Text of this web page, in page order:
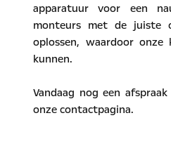
apparatuur voor een
monteurs met de juiste
oplossen, waardoor
kunnen.
Vandaag nog een
onze contactpagina.